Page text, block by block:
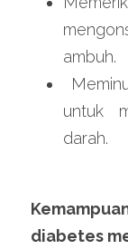
ambuh.
untuk
darah.
diabetes